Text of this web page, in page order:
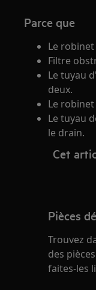
Parce que
Le
Filtre
Le tuyau
deux.
Le
Le tuyau
le drain.
Cet
Pièces
Trouvez
des
faites-les